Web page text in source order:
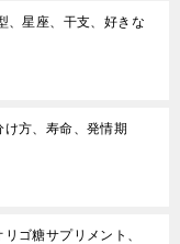
、星座、干支、好きな
方、寿命、発情期
ゴ糖サプリメント、